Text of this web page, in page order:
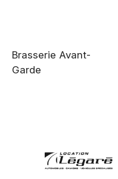
Brasserie Avant-
Garde